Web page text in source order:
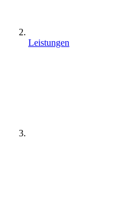
Leistungen